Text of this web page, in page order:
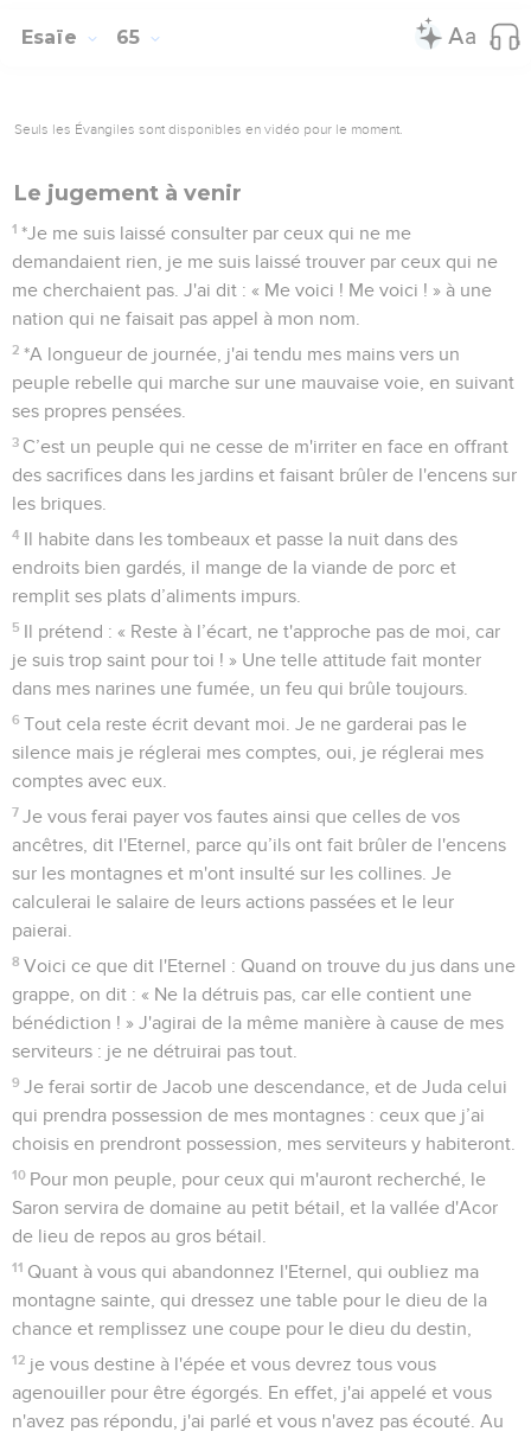
Esaïe 65
Seuls les Évangiles sont disponibles en vidéo pour le moment.
Le jugement à venir
1 *Je me suis laissé consulter par ceux qui ne me
demandaient rien, je me suis laissé trouver par ceux qui ne
me cherchaient pas. J'ai dit : « Me voici ! Me voici ! » à une
nation qui ne faisait pas appel à mon nom.
2 *A longueur de journée, j'ai tendu mes mains vers un
peuple rebelle qui marche sur une mauvaise voie, en suivant
ses propres pensées.
3 C’est un peuple qui ne cesse de m'irriter en face en offrant
des sacrifices dans les jardins et faisant brûler de l'encens sur
les briques.
4 Il habite dans les tombeaux et passe la nuit dans des
endroits bien gardés, il mange de la viande de porc et
remplit ses plats d’aliments impurs.
5 Il prétend : « Reste à l’écart, ne t'approche pas de moi, car
je suis trop saint pour toi ! » Une telle attitude fait monter
dans mes narines une fumée, un feu qui brûle toujours.
6 Tout cela reste écrit devant moi. Je ne garderai pas le
silence mais je réglerai mes comptes, oui, je réglerai mes
comptes avec eux.
7 Je vous ferai payer vos fautes ainsi que celles de vos
ancêtres, dit l'Eternel, parce qu’ils ont fait brûler de l'encens
sur les montagnes et m'ont insulté sur les collines. Je
calculerai le salaire de leurs actions passées et le leur
paierai.
8 Voici ce que dit l'Eternel : Quand on trouve du jus dans une
grappe, on dit : « Ne la détruis pas, car elle contient une
bénédiction ! » J'agirai de la même manière à cause de mes
serviteurs : je ne détruirai pas tout.
9 Je ferai sortir de Jacob une descendance, et de Juda celui
qui prendra possession de mes montagnes : ceux que j’ai
choisis en prendront possession, mes serviteurs y habiteront.
10 Pour mon peuple, pour ceux qui m'auront recherché, le
Saron servira de domaine au petit bétail, et la vallée d'Acor
de lieu de repos au gros bétail.
11 Quant à vous qui abandonnez l'Eternel, qui oubliez ma
montagne sainte, qui dressez une table pour le dieu de la
chance et remplissez une coupe pour le dieu du destin,
12 je vous destine à l'épée et vous devrez tous vous
agenouiller pour être égorgés. En effet, j'ai appelé et vous
n'avez pas répondu, j'ai parlé et vous n'avez pas écouté. Au